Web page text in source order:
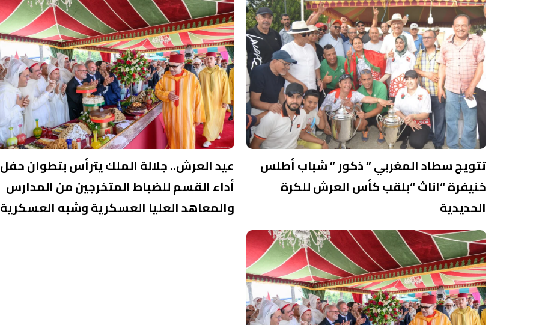
تتويج سطاد المغربي ” ذكور ” شباب أطلس
خنيفرة “اناث “بلقب كأس العرش للكرة
الحديدية
عيد العرش.. جلالة الملك يترأس بتطوان حفل
أداء القسم للضباط المتخرجين من المدارس
والمعاهد العليا العسكرية وشبه العسكرية